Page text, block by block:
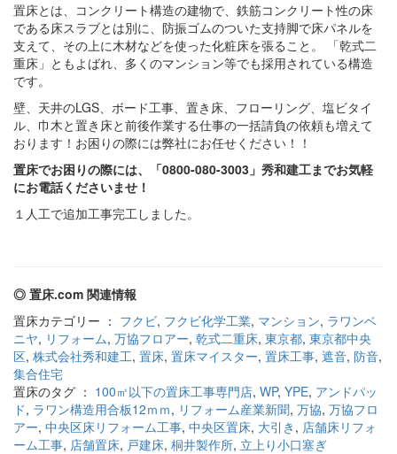
置床とは、コンクリート構造の建物で、鉄筋コンクリート性の床
である床スラブとは別に、防振ゴムのついた支持脚で床パネルを
支えて、その上に木材などを使った化粧床を張ること。 「乾式二
重床」ともよばれ、多くのマンション等でも採用されている構造
です。
壁、天井のLGS、ボード工事、置き床、フローリング、塩ビタイ
ル、巾木と置き床と前後作業する仕事の一括請負の依頼も増えて
おります！お困りの際には弊社にお任せください！！
置床でお困りの際には、「0800-080-3003」秀和建工までお気軽
にお電話くださいませ！
１人工で追加工事完工しました。
◎ 置床.com 関連情報
置床カテゴリー ： フクビ, フクビ化学工業, マンション, ラワンベ
ニヤ, リフォーム, 万協フロアー, 乾式二重床, 東京都, 東京都中央
区, 株式会社秀和建工, 置床, 置床マイスター, 置床工事, 遮音, 防音,
集合住宅
置床のタグ ： 100㎡以下の置床工事専門店, WP, YPE, アンドパッ
ド, ラワン構造用合板12ｍｍ, リフォーム産業新聞, 万協, 万協フロ
アー, 中央区床リフォーム工事, 中央区置床, 大引き , 店舗床リフォ
ーム工事, 店舗置床, 戸建床, 桐井製作所, 立上り小口塞ぎ